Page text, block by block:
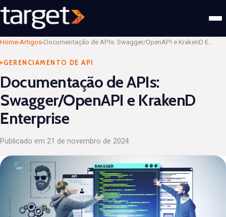
Home›Artigos› Documentação de APIs: Swagger/OpenAPI e KrakenD Enterprise
GERENCIAMENTO DE API
Documentação de APIs:
Swagger/OpenAPI e KrakenD
Enterprise
Publicado em 21 de novembro de 2024